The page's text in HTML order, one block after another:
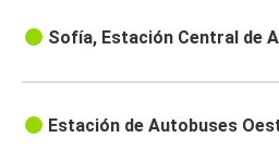
Sofía, Estación Central de
Estación de Autobuses